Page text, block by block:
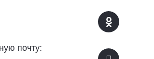
почту: